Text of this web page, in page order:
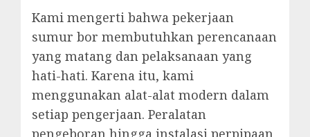
Kami mengerti bahwa pekerjaan
sumur bor membutuhkan perencanaan
yang matang dan pelaksanaan yang
hati-hati. Karena itu, kami
menggunakan alat-alat modern dalam
setiap pengerjaan. Peralatan
pengeboran hingga instalasi perpipaan,